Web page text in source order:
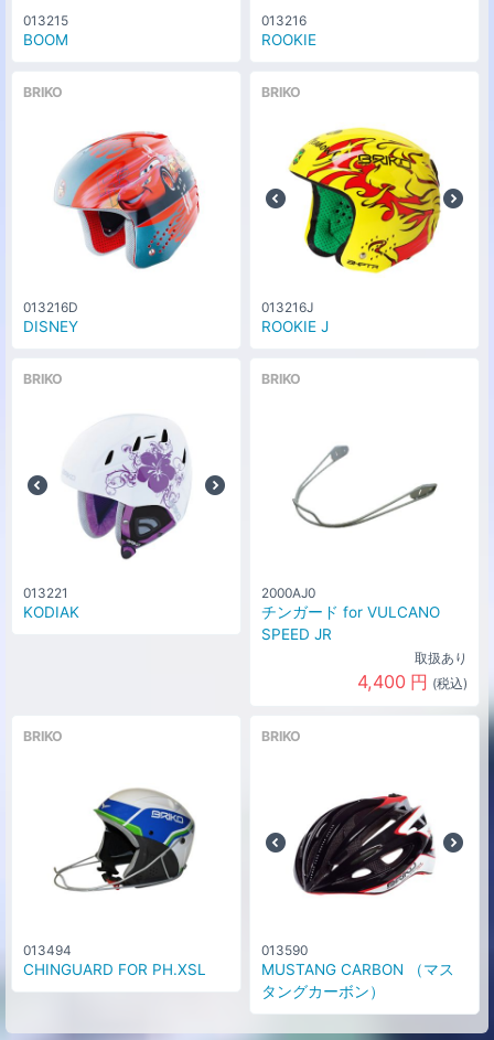
013215
BOOM
013216
ROOKIE
BRIKO
013216D
DISNEY
BRIKO
013216J
ROOKIE J
BRIKO
013221
KODIAK
BRIKO
2000AJ0
チンガード for VULCANO
SPEED JR
取扱あり
4,400 円 (税込)
BRIKO
013494
CHINGUARD FOR PH.XSL
BRIKO
013590
MUSTANG CARBON （マス
タングカーボン）